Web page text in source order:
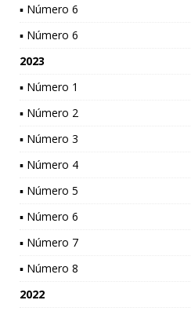
▪ Número 6
▪ Número 6
2023
▪ Número 1
▪ Número 2
▪ Número 3
▪ Número 4
▪ Número 5
▪ Número 6
▪ Número 7
▪ Número 8
2022